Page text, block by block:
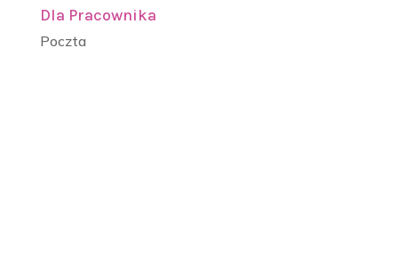
Dla Pracownika
Poczta